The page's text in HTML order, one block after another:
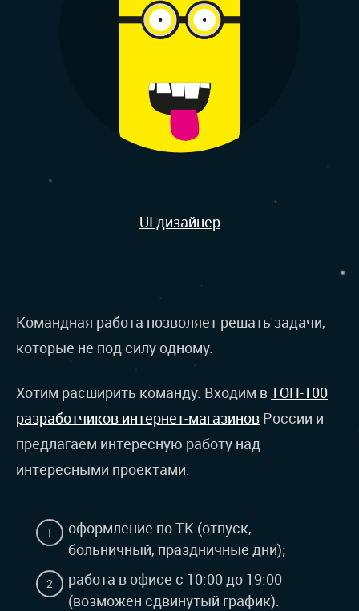
UI дизайнер
Командная работа позволяет решать задачи,
которые не под силу одному.
Хотим расширить команду. Входим вТОП-100
разработчиков интернет-магазинов России и
предлагаем интересную работу над
интересными проектами.
оформление по ТК (отпуск,
больничный, праздничные дни);
работа в офисе с 10:00 до 19:00
(возможен сдвинутый график).